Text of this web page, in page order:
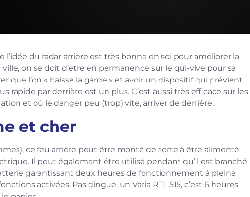
l’idée du radar arrière est très bonne en soi pour améliorer la
ville, on se doit d’être en permanence sur le qui-vive pour sa
que l’on « baisse la garde » et avoir un dispositif qui prévient
rapide par derrière est un plus. C’est aussi très efficace sur les
et où le danger peu (trop) vite, arriver de derrière.
et cher
ce feu arrière peut être monté de sorte à être alimenté
Il peut également être utilisé pendant qu’il est branché
garantissant deux heures de fonctionnement à pleine
activées. Pas dingue, un Varia RTL 515, c’est 6 heures